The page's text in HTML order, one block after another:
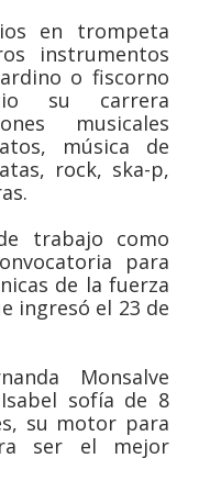
en trompeta
instrumentos
o fiscorno
su carrera
musicales
música de
rock, ska-p,
trabajo como
para
de la fuerza
ingresó el 23 de
Monsalve
sofía de 8
su motor para
ser el mejor